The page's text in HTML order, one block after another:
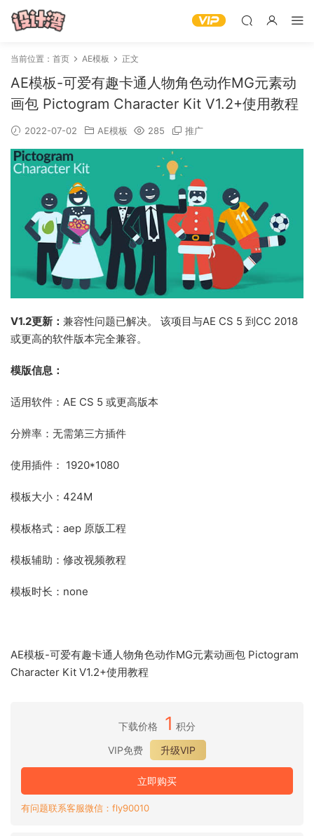
当前位置： 首页 AE模板 正文
AE模板-可爱有趣卡通人物角色动作MG元素动
画包 Pictogram Character Kit V1.2+使用教程
2022-07-02 AE模板 285 推广
V1.2更新： 兼容性问题已解决。 该项目与AE CS 5 到CC 2018
或更高的软件版本完全兼容。
模版信息：
适用软件：AE CS 5 或更高版本
分辨率：无需第三方插件
使用插件： 1920*1080
模板大小：424M
模板格式：aep 原版工程
模板辅助：修改视频教程
模板时长：none
AE模板-可爱有趣卡通人物角色动作MG元素动画包 Pictogram
Character Kit V1.2+使用教程
下载价格 1 积分
VIP免费
升级VIP
立即购买
有问题联系客服微信：fly90010